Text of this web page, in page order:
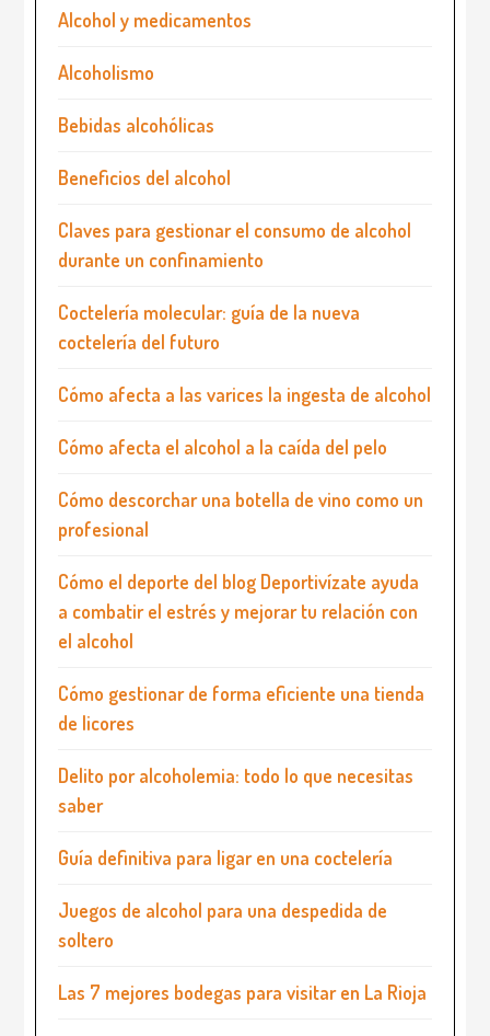
Alcohol y medicamentos
Alcoholismo
Bebidas alcohólicas
Beneficios del alcohol
Claves para gestionar el consumo de alcohol
durante un confinamiento
Coctelería molecular: guía de la nueva
coctelería del futuro
Cómo afecta a las varices la ingesta de alcohol
Cómo afecta el alcohol a la caída del pelo
Cómo descorchar una botella de vino como un
profesional
Cómo el deporte del blog Deportivízate ayuda
a combatir el estrés y mejorar tu relación con
el alcohol
Cómo gestionar de forma eficiente una tienda
de licores
Delito por alcoholemia: todo lo que necesitas
saber
Guía definitiva para ligar en una coctelería
Juegos de alcohol para una despedida de
soltero
Las 7 mejores bodegas para visitar en La Rioja